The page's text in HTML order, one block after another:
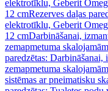
elektrotīklu, Geberit
12 cmRezerves daļas
elektrotīklu, Geberit
12 cmDarbināšanai,
zemapmetuma
paredzētas:
zemapmetuma
sistēmas ar pneimatisku